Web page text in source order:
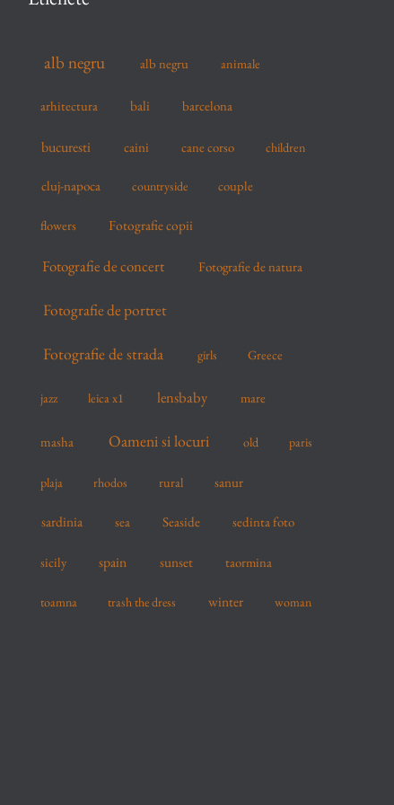
alb negru alb negru animale
arhitectura bali barcelona
bucuresti caini cane corso children
cluj-napoca countryside couple
flowers Fotografie copii
Fotografie de concert Fotografie de natura
Fotografie de portret
Fotografie de strada girls Greece
jazz leica x1 lensbaby mare
masha Oameni si locuri old paris
plaja rhodos rural sanur
sardinia sea Seaside sedinta foto
sicily spain sunset taormina
toamna trash the dress winter woman